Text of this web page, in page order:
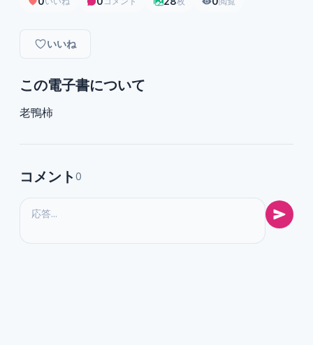
いいね
この電子書について
老鴨柿
コメント 0